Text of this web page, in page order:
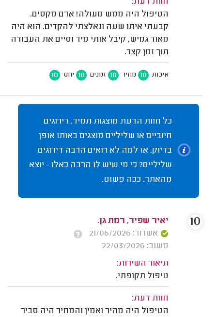
חוות דעת:
הטיפול היה ממש מעולה! אדם מקסים.
קבעתי איתו שעה ונאלצתי להקדים. הוא היה
מאוד גמיש, קיבל אותי מיד וסיים את העבודה
תוך זמן קצר.
איכות 10 מחיר 10 זמנים 10 יחס 10
כל חוות הדעת מוצגות תמיד. דירוגים
חיוביים או שליליים מוצגים באותו אופן
בדיוק. אז למה לא רואים הרבה דירוגים
שליליים? כי מי שיש לו הרבה כאלו - יוצא
מהאתר. ככה פשוט.
יאיר שפיר, רמת גן.
אשרור: 21/06/2026
משוב: 22/03/2026
תיאור השירות:
טיפול תקופתי.
חוות דעת:
הטיפול היה מהיר ואמין והמחיר היה סביר
10